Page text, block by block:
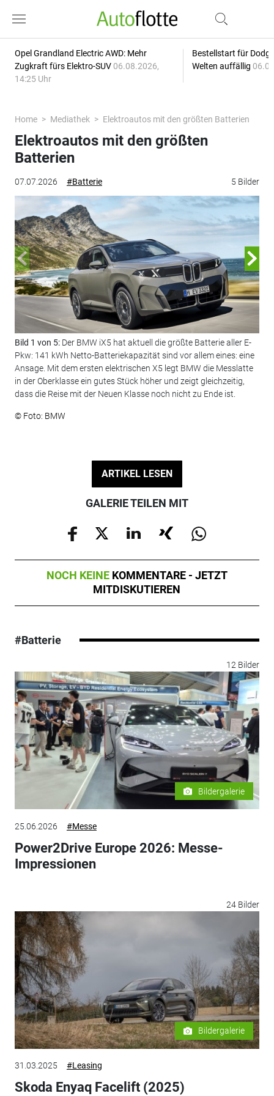
Opel Grandland Electric AWD: Mehr
Zugkraft fürs Elektro-SUV 06.08.2026,
14:25 Uhr
Bestellstart für
Welten auffällig
Home Mediathek Elektroautos mit den größten Batterien
07.07.2026 #Batterie 5 Bilder
Elektroautos mit den größten
Batterien
Bild 1 von 5: Der BMW iX5 hat aktuell die größte Batterie aller E-
Pkw: 141 kWh Netto-Batteriekapazität sind vor allem eines: eine
Ansage. Mit dem ersten elektrischen X5 legt BMW die Messlatte
in der Oberklasse ein gutes Stück höher und zeigt gleichzeitig,
dass die Reise mit der Neuen Klasse noch nicht zu Ende ist.
© Foto: BMW
ARTIKEL LESEN
GALERIE TEILEN MIT
NOCH KEINE KOMMENTARE - JETZT
MITDISKUTIEREN
#Batterie
12 Bilder
Bildergalerie
25.06.2026 #Messe
Power2Drive Europe 2026: Messe-
Impressionen
24 Bilder
Bildergalerie
31.03.2025 #Leasing
Skoda Enyaq Facelift (2025)